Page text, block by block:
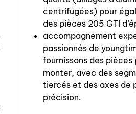
centrifugées) pour
des pièces 205 GTI
accompagnement
passionnés de
fournissons des pièces
monter, avec des
tiercés et des axes de
précision.